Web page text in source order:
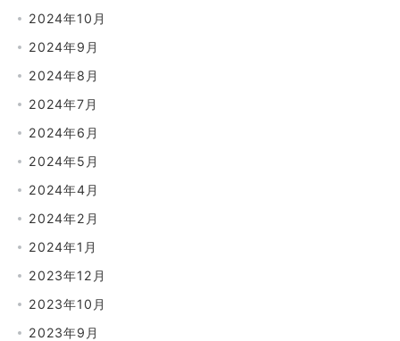
2024年10月
2024年9月
2024年8月
2024年7月
2024年6月
2024年5月
2024年4月
2024年2月
2024年1月
2023年12月
2023年10月
2023年9月